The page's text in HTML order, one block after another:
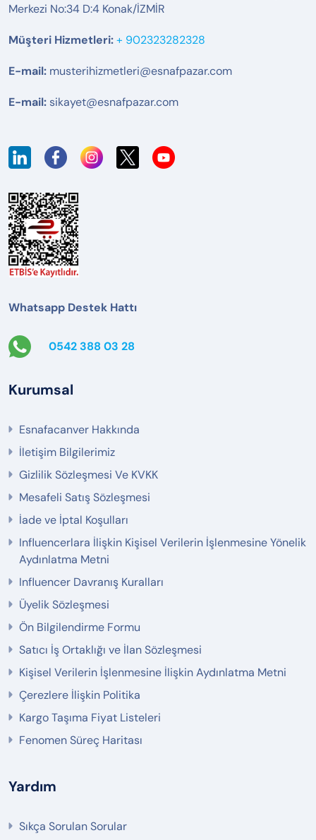
Merkezi No:34 D:4 Konak/İZMİR
Müşteri Hizmetleri:+ 902323282328
E-mail: musterihizmetleri@esnafpazar.com
E-mail: sikayet@esnafpazar.com
Whatsapp Destek Hattı
0542 388 03 28
Kurumsal
Esnafacanver Hakkında
İletişim Bilgilerimiz
Gizlilik Sözleşmesi Ve KVKK
Mesafeli Satış Sözleşmesi
İade ve İptal Koşulları
Influencerlara İlişkin Kişisel Verilerin İşlenmesine Yönelik
Aydınlatma Metni
Influencer Davranış Kuralları
Üyelik Sözleşmesi
Ön Bilgilendirme Formu
Satıcı İş Ortaklığı ve İlan Sözleşmesi
Kişisel Verilerin İşlenmesine İlişkin Aydınlatma Metni
Çerezlere İlişkin Politika
Kargo Taşıma Fiyat Listeleri
Fenomen Süreç Haritası
Yardım
Sıkça Sorulan Sorular